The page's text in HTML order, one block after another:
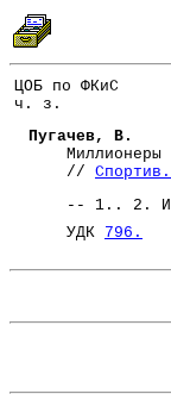
ЦОБ по ФКиС
ч. з.
Пугачев, В.
Миллионеры
//
-- 1.. 2.
УДК 796.